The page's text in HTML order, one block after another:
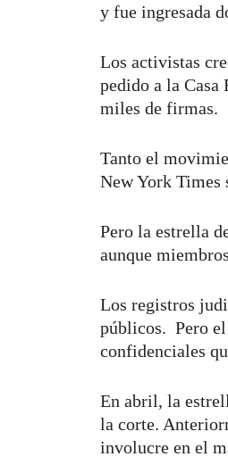
y fue ingresada
Los activistas
pedido a la Casa
miles de firmas.
Tanto el
New York Times
Pero la estrella
aunque
Los registros
públicos. Pero el
confidenciales
En abril, la
la corte.
involucre en el